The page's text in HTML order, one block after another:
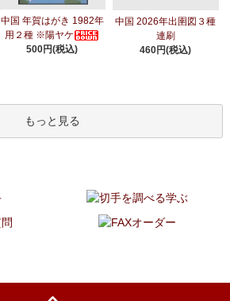
中国 年賀はがき 1982年
用２種 ※陽ヤケ
500円(税込)
中国 2026年出圉図３種
連刷
460円(税込)
もっと見る